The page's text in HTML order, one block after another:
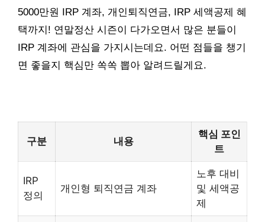
5000만원 IRP 계좌, 개인퇴직연금, IRP 세액공제 혜
택까지! 연말정산 시즌이 다가오면서 많은 분들이
IRP 계좌에 관심을 가지시는데요. 어떤 점들을 챙기
면 좋을지 핵심만 쏙쏙 뽑아 알려드릴게요.
구분 내용
핵심 포인
트
IRP
정의
개인형 퇴직연금 계좌
노후 대비
및 세액공
제